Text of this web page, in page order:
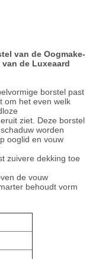
van de Oogmake-
de Luxeaard
borstel past
om het even welk
ziet. Deze borstel
worden
ooglid en vouw
zuivere dekking toe
de vouw
behoudt vorm